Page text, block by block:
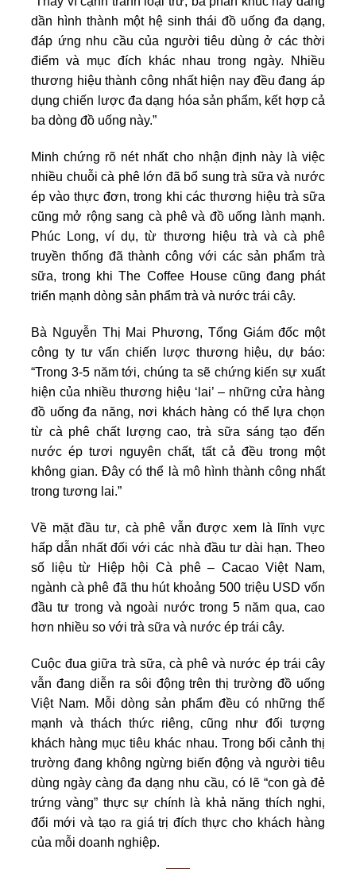
dần hình thành một hệ sinh thái đồ uống đa dạng,
đáp ứng nhu cầu của người tiêu dùng ở các thời
điểm và mục đích khác nhau trong ngày. Nhiều
thương hiệu thành công nhất hiện nay đều đang áp
dụng chiến lược đa dạng hóa sản phẩm, kết hợp cả
ba dòng đồ uống này.”
Minh chứng rõ nét nhất cho nhận định này là việc
nhiều chuỗi cà phê lớn đã bổ sung trà sữa và nước
ép vào thực đơn, trong khi các thương hiệu trà sữa
cũng mở rộng sang cà phê và đồ uống lành mạnh.
Phúc Long, ví dụ, từ thương hiệu trà và cà phê
truyền thống đã thành công với các sản phẩm trà
sữa, trong khi The Coffee House cũng đang phát
triển mạnh dòng sản phẩm trà và nước trái cây.
Bà Nguyễn Thị Mai Phương, Tổng Giám đốc một
công ty tư vấn chiến lược thương hiệu, dự báo:
“Trong 3-5 năm tới, chúng ta sẽ chứng kiến sự xuất
hiện của nhiều thương hiệu ‘lai’ – những cửa hàng
đồ uống đa năng, nơi khách hàng có thể lựa chọn
từ cà phê chất lượng cao, trà sữa sáng tạo đến
nước ép tươi nguyên chất, tất cả đều trong một
không gian. Đây có thể là mô hình thành công nhất
trong tương lai.”
Về mặt đầu tư, cà phê vẫn được xem là lĩnh vực
hấp dẫn nhất đối với các nhà đầu tư dài hạn. Theo
số liệu từ Hiệp hội Cà phê – Cacao Việt Nam,
ngành cà phê đã thu hút khoảng 500 triệu USD vốn
đầu tư trong và ngoài nước trong 5 năm qua, cao
hơn nhiều so với trà sữa và nước ép trái cây.
Cuộc đua giữa trà sữa, cà phê và nước ép trái cây
vẫn đang diễn ra sôi động trên thị trường đồ uống
Việt Nam. Mỗi dòng sản phẩm đều có những thế
mạnh và thách thức riêng, cũng như đối tượng
khách hàng mục tiêu khác nhau. Trong bối cảnh thị
trường đang không ngừng biến động và người tiêu
dùng ngày càng đa dạng nhu cầu, có lẽ “con gà đẻ
trứng vàng” thực sự chính là khả năng thích nghi,
đổi mới và tạo ra giá trị đích thực cho khách hàng
của mỗi doanh nghiệp.